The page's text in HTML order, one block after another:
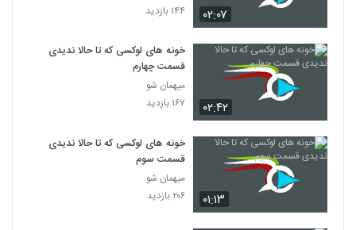
۰۲:۰۷
۱۴۴ بازدید
۰۲:۴۲
خونه های لوکسی که تا حالا ندیدی
قسمت چهارم
میهمان شو
۱۶۷ بازدید
۰۱:۱۳
خونه های لوکسی که تا حالا ندیدی
قسمت سوم
میهمان شو
۲۰۶ بازدید